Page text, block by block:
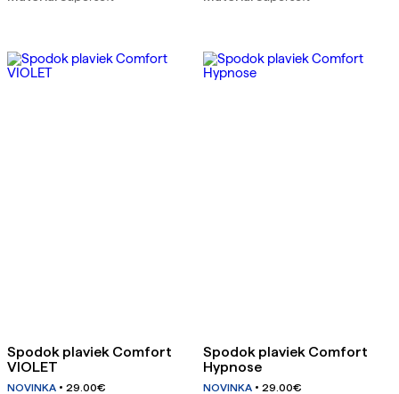
Spodok plaviek Comfort
VIOLET
NOVINKA 29.00€
Spodok plaviek Comfort
Hypnose
NOVINKA 29.00€